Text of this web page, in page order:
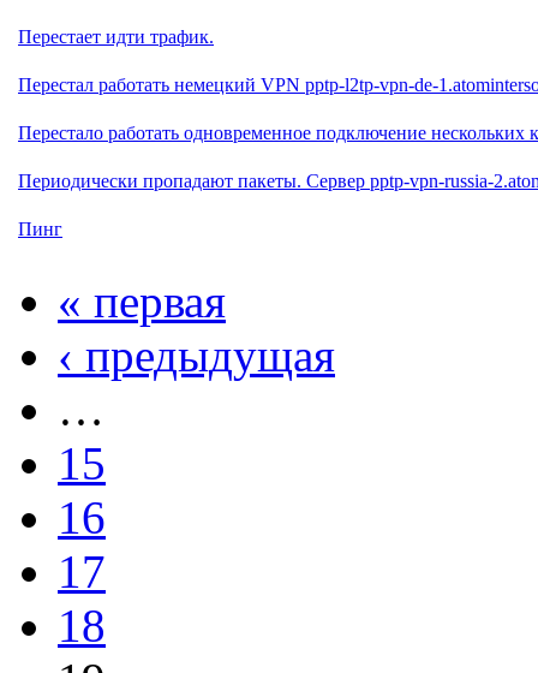
Перестает идти трафик.
Перестал работать немецкий VPN pptp-l2tp-vpn-de-
Перестало работать одновременное подключение нескольких
Периодически пропадают пакеты. Сервер pptp-vpn-russia-
Пинг
« первая
‹ предыдущая
…
15
16
17
18